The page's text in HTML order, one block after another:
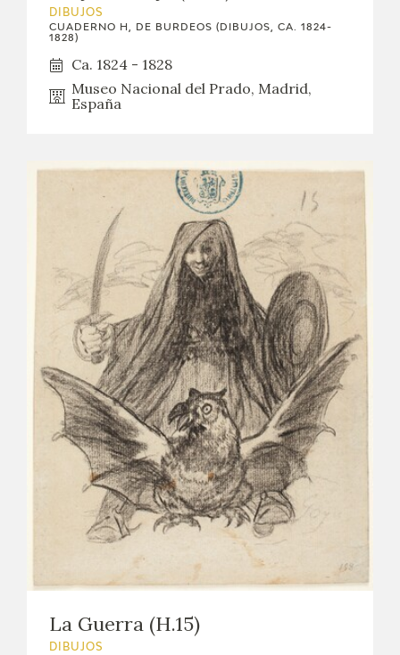
CEDEA
RECURSOS EDUCATIVOS
FICHAS ARASAAC
DIBUJOS
CUADERNO H, DE BURDEOS (DIBUJOS, CA. 1824-
1828)
Ca. 1824 - 1828
Museo Nacional del Prado, Madrid,
España
La Guerra (H.15)
DIBUJOS